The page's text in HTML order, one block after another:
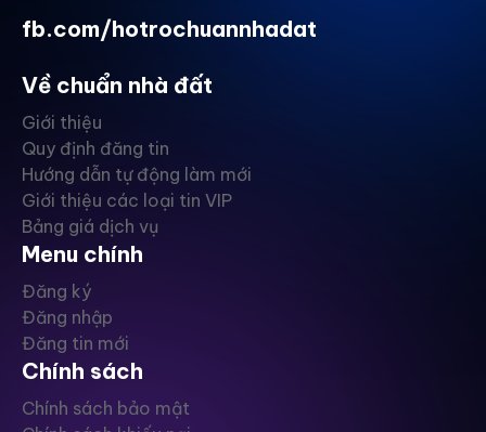
Liên hệ ngay để biết thêm thông tin chi tiết qua số
điện thoại hoặc liên hệ với Bảo Châu qua zalo.
fb.com/hotrochuannhadat
Về chuẩn nhà đất
Giới thiệu
Quy định đăng tin
Hướng dẫn tự động làm mới
Giới thiệu các loại tin VIP
Bảng giá dịch vụ
Menu chính
Đăng ký
Đăng nhập
Đăng tin mới
Chính sách
Chính sách bảo mật